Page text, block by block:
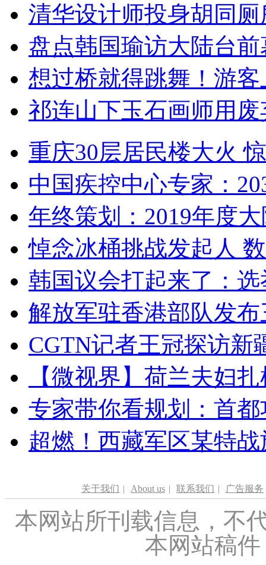
清华设计师投身胡同
盘点韩国瑜访大陆台
想过桥就得跳舞！游客
祁连山下玉石画师用
重庆30层居民楼大火
中国疾控中心专家：
年终策划：2019年度
悼念冰桶挑战发起人
韩国议会打起来了：
解放军驻香港部队发
CGTN记者王冠探访新
【微视界】荷兰夫妇
专家带你看规划：首
超燃！西藏军区某特
关于我们 | About us | 联系我们 | 广告服务
本网站所刊载信息，不
本网站稿